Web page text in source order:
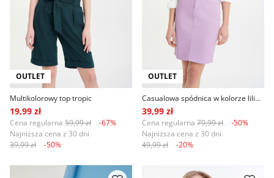
OUTLET
Multikolorowy top tropic
19,99 zł
Cena regularna 59,99 zł
-67%
Najniższa cena z 30 dni
39,99 zł
-50%
OUTLET
Casualowa spódnica w kolorze liliowym
39,99 zł
Cena regularna 79,99 zł
-50%
Najniższa cena z 30 dni
49,99 zł
-20%